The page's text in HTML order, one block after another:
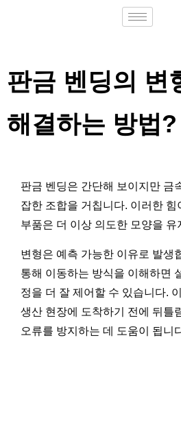
판금 벤딩의 변
해결하는 방법?
판금 벤딩은 간단해 보이지만 금
잡한 조합을 거칩니다. 이러한 힘
부품은 더 이상 의도한 모양을 유
변형은 예측 가능한 이유로 발생
통해 이동하는 방식을 이해하면
정을 더 잘 제어할 수 있습니다.
생산 현장에 도착하기 전에 뒤틀
오류를 방지하는 데 도움이 됩니